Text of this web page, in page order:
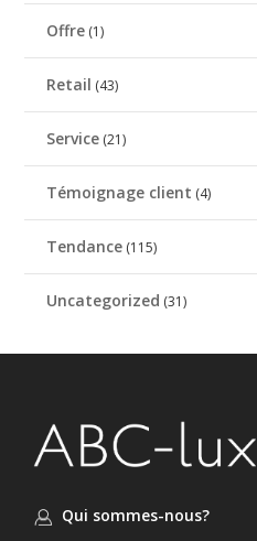
Offre (1)
Retail (43)
Service (21)
Témoignage client (4)
Tendance (115)
Uncategorized (31)
Qui sommes-nous?